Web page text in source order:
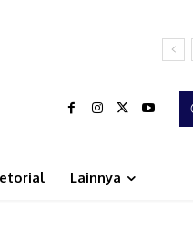
Lainnya